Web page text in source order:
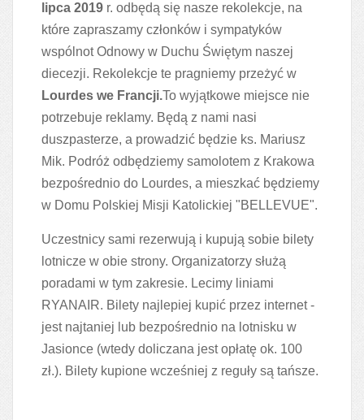
lipca 2019 r. odbędą się nasze rekolekcje, na
które zapraszamy członków i sympatyków
wspólnot Odnowy w Duchu Świętym naszej
diecezji. Rekolekcje te pragniemy przeżyć w
Lourdes we Francji.To wyjątkowe miejsce nie
potrzebuje reklamy. Będą z nami nasi
duszpasterze, a prowadzić będzie ks. Mariusz
Mik. Podróż odbędziemy samolotem z Krakowa
bezpośrednio do Lourdes, a mieszkać będziemy
w Domu Polskiej Misji Katolickiej "BELLEVUE".
Uczestnicy sami rezerwują i kupują sobie bilety
lotnicze w obie strony. Organizatorzy służą
poradami w tym zakresie. Lecimy liniami
RYANAIR. Bilety najlepiej kupić przez internet -
jest najtaniej lub bezpośrednio na lotnisku w
Jasionce (wtedy doliczana jest opłatę ok. 100
zł.). Bilety kupione wcześniej z reguły są tańsze.